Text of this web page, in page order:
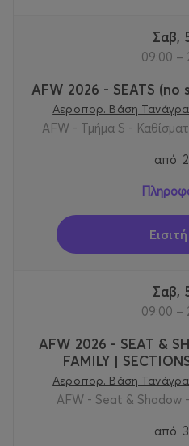
Σαβ,
09:00 –
AFW 2026 - SEATS (no
Αεροπορ. Βάση
AFW - Τμήμα S -
από
Σαβ,
09:00 –
AFW 2026 - SEAT &
FAMILY |
Αεροπορ. Βάση
AFW - Seat & Shadow
από